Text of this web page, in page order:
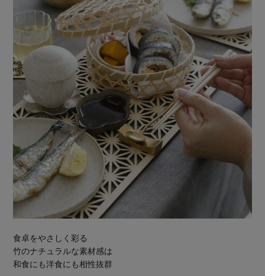
食卓をやさしく彩る
竹のナチュラルな素材感は
和食にも洋食にも相性抜群